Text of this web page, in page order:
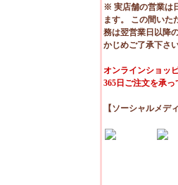
※ 実店舗の営業は
ます。 この間いた
務は翌営業日以降
かじめご了承下さい
オンラインショッ
365日ご注文を承っ
【ソーシャルメディ